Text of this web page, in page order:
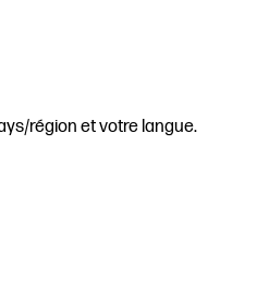
région et votre langue.